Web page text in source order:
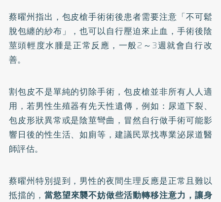
蔡曜州指出，包皮槍手術術後患者需要注意「不可鬆
脫包纏的紗布」，也可以自行壓迫來止血，手術後陰
莖頭輕度水腫是正常反應，一般2～3週就會自行改
善。
割包皮不是單純的切除手術，包皮槍並非所有人人適
用，若男性生殖器有先天性遺傳，例如：尿道下裂、
包皮形狀異常或是陰莖彎曲，冒然自行做手術可能影
響日後的性生活、如廁等，建議民眾找專業泌尿道醫
師評估。
蔡曜州特別提到，男性的夜間生理反應是正常且難以
抵擋的， 當慾望來襲不妨做些活動轉移注意力，讓身